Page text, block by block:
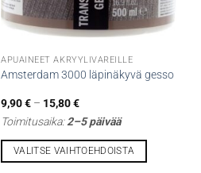
APUAINEET AKRYYLIVÄREILLE
Amsterdam 3000 läpinäkyvä gesso
9,90€ – 15,80€Hintaluokka:
9,90 €
-
Toimitusaika:2–5 päivää
VALITSE VAIHTOEHDOISTA